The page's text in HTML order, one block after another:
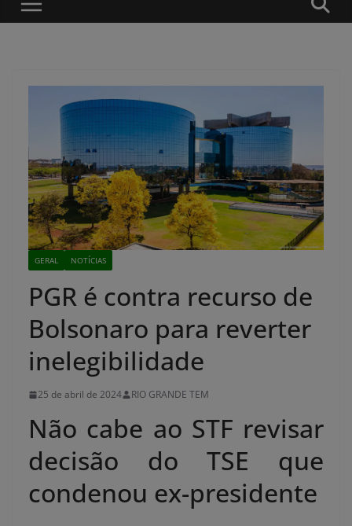
GERAL NOTÍCIAS
PGR é contra recurso de
Bolsonaro para reverter
inelegibilidade
25 de abril de 2024 RIO GRANDE TEM
Não cabe ao STF revisar
decisão do TSE que
condenou ex-presidente